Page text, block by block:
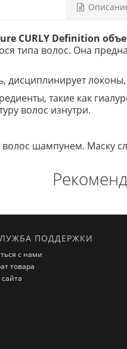
CURLY Definition
типа волос. Она
дисциплинирует
такие как
волос изнутри.
шампунем. Маску
ПОДДЕРЖКИ
с нами
товара